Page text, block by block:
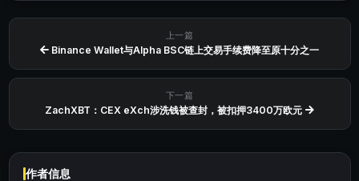
上一篇
Binance Wallet与Alpha BSC链上交易手续费降至原十分之一
下一篇
ZachXBT：CEX eXch涉洗钱被查封，被扣押3400万欧元
作者信息